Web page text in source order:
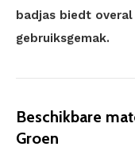
badjas biedt
gebruiksgemak.
Beschikbare
Groen